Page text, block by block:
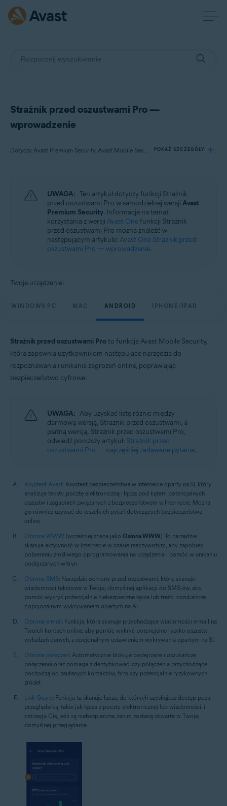
Strażnik przed oszustwami Pro —
wprowadzenie
Dotyczy Avast Premium Security, Avast Mobile Security Premium POKAŻ SZCZEGÓŁY
Avast Premium Security
Avast Mobile Security Premium
Systemy operacyjne:
Windows, macOS, Android i iOS
UWAGA: Ten artykuł dotyczy funkcji Strażnik
przed oszustwami Pro w samodzielnej wersji Avast
Premium Security. Informacje na temat
korzystania z wersji Avast Onefunkcji Strażnik
przed oszustwami Pro można znaleźć w
następującym artykule: Avast One Strażnik przed
oszustwami Pro — wprowadzenie.
Twoje urządzenie:
WINDOWS PC MAC ANDROID IPHONE/IPAD
Strażnik przed oszustwami Pro to funkcja Avast Mobile Security,
która zapewnia użytkownikom następujące narzędzia do
rozpoznawania i unikania zagrożeń online, poprawiając
bezpieczeństwo cyfrowe:
UWAGA: Aby uzyskać listę różnic między
darmową wersją, Strażnik przed oszustwami, a
płatną wersją, Strażnik przed oszustwami Pro,
odwiedź poniższy artykuł: Strażnik przed
oszustwami Pro — najczęściej zadawane pytania.
Asystent Avast: Asystent bezpieczeństwa w Internecie oparty na SI, który
analizuje teksty, pocztę elektroniczną i łącza pod kątem potencjalnych
oszustw i zagadnień związanych z bezpieczeństwem w Internecie. Można
go również używać do wszelkich pytań dotyczących bezpieczeństwa
online.
Obrona WWW (wcześniej znana jako Osłona WWW): To narzędzie
skanuje aktywność w Internecie w czasie rzeczywistym, aby zapobiec
pobieraniu złośliwego oprogramowania na urządzenia i pomóc w unikaniu
podejrzanych witryn.
Obrona SMS: Narzędzie ochrony przed oszustwami, które skanuje
wiadomości tekstowe w Twojej domyślnej aplikacji do SMS-ów, aby
pomóc wykryć potencjalnie niebezpieczne łącza lub treści oszukańcze,
z opcjonalnym wykrywaniem opartym na AI.
Obrona e-mail: Funkcja, która skanuje przychodzące wiadomości e-mail na
Twoich kontach online, aby pomóc wykryć potencjalne ryzyko oszustw i
wyłudzeń danych, z opcjonalnym ustawieniem wykrywania opartym na SI.
Obrona połączeń: Automatycznie blokuje podejrzane i oszukańcze
połączenia oraz pomaga zidentyfikować, czy połączenia przychodzące
pochodzą od zaufanych kontaktów, firm czy potencjalnie ryzykownych
źródeł.
Link Guard: Funkcja ta skanuje łącza, do których uzyskujesz dostęp poza
przeglądarką, takie jak łącza z poczty elektronicznej lub wiadomości, i
ostrzega Cię, jeśli są niebezpieczne, zanim zostaną otwarte w Twojej
domyślnej przeglądarce.